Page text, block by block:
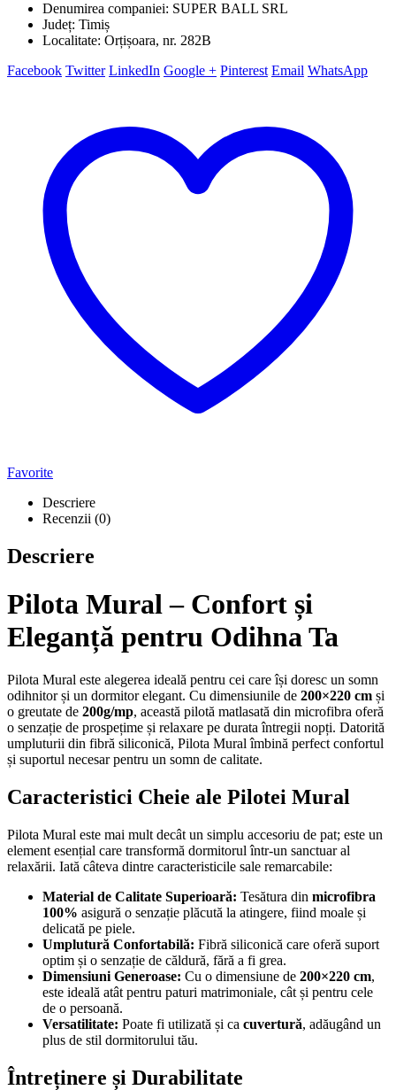
Denumirea companiei: SUPER BALL SRL
Județ: Timiș
Localitate: Orțișoara, nr. 282B
Facebook Twitter LinkedIn Google + Pinterest Email WhatsApp
Favorite
Descriere
Recenzii (0)
Descriere
Pilota Mural – Confort și
Eleganță pentru Odihna Ta
Pilota Mural este alegerea ideală pentru cei care își doresc un somn
odihnitor și un dormitor elegant. Cu dimensiunile de 200×220 cm și
o greutate de 200g/mp, această pilotă matlasată din microfibra oferă
o senzație de prospețime și relaxare pe durata întregii nopți. Datorită
umpluturii din fibră siliconică, Pilota Mural îmbină perfect confortul
și suportul necesar pentru un somn de calitate.
Caracteristici Cheie ale Pilotei Mural
Pilota Mural este mai mult decât un simplu accesoriu de pat; este un
element esențial care transformă dormitorul într-un sanctuar al
relaxării. Iată câteva dintre caracteristicile sale remarcabile:
Material de Calitate Superioară: Tesătura din microfibra
100% asigură o senzație plăcută la atingere, fiind moale și
delicată pe piele.
Umplutură Confortabilă: Fibră siliconică care oferă suport
optim și o senzație de căldură, fără a fi grea.
Dimensiuni Generoase: Cu o dimensiune de 200×220 cm,
este ideală atât pentru paturi matrimoniale, cât și pentru cele
de o persoană.
Versatilitate: Poate fi utilizată și ca cuvertură, adăugând un
plus de stil dormitorului tău.
Întreținere și Durabilitate